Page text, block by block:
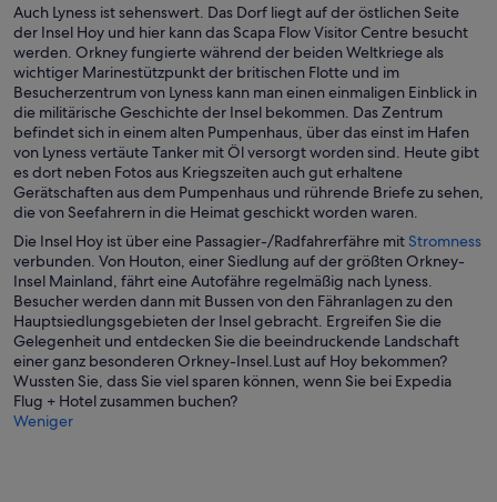
s
t
e
r
g
e
ö
f
f
n
e
t
e
u
e
F
e
n
s
e
e
ö
f
n
e
t
e
i
n
e
m
n
e
u
e
n
F
e
n
s
t
e
r
g
e
Auch Lyness ist sehenswert. Das Dorf liegt auf der östlichen Seite
der Insel Hoy und hier kann das Scapa Flow Visitor Centre besucht
werden. Orkney fungierte während der beiden Weltkriege als
wichtiger Marinestützpunkt der britischen Flotte und im
Besucherzentrum von Lyness kann man einen einmaligen Einblick in
die militärische Geschichte der Insel bekommen. Das Zentrum
befindet sich in einem alten Pumpenhaus, über das einst im Hafen
von Lyness vertäute Tanker mit Öl versorgt worden sind. Heute gibt
es dort neben Fotos aus Kriegszeiten auch gut erhaltene
Gerätschaften aus dem Pumpenhaus und rührende Briefe zu sehen,
die von Seefahrern in die Heimat geschickt worden waren.
Die Insel Hoy ist über eine Passagier-/Radfahrerfähre mitStromnessW
verbunden. Von Houton, einer Siedlung auf der größten Orkney-
Insel Mainland, fährt eine Autofähre regelmäßig nach Lyness.
Besucher werden dann mit Bussen von den Fähranlagen zu den
Hauptsiedlungsgebieten der Insel gebracht. Ergreifen Sie die
Gelegenheit und entdecken Sie die beeindruckende Landschaft
einer ganz besonderen Orkney-Insel.Lust auf Hoy bekommen?
Wussten Sie, dass Sie viel sparen können, wenn Sie bei Expedia
Flug + Hotel zusammen buchen?
Weniger